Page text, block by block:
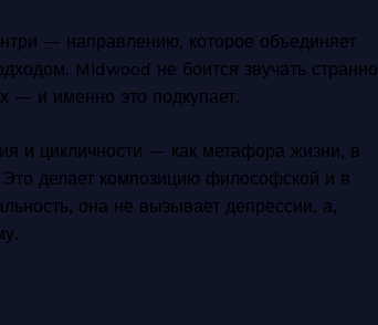
— направлению, которое объединяет
Midwood не боится звучать странно
— и именно это подкупает.
и цикличности — как метафора жизни, в
делает композицию философской и в
она не вызывает депрессии, а,